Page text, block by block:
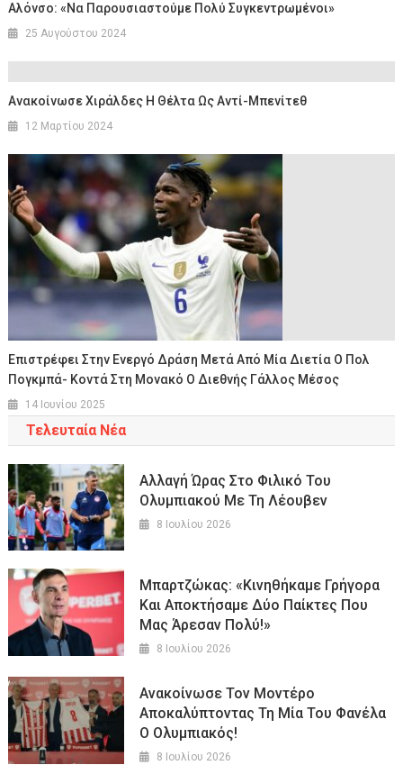
Αλόνσο: «Να Παρουσιαστούμε Πολύ Συγκεντρωμένοι»
25 Αυγούστου 2024
Ανακοίνωσε Χιράλδες Η Θέλτα Ως Αντί-Μπενίτεθ
12 Μαρτίου 2024
Επιστρέφει Στην Ενεργό Δράση Μετά Από Μία Διετία Ο Πολ
Πογκμπά- Κοντά Στη Μονακό Ο Διεθνής Γάλλος Μέσος
14 Ιουνίου 2025
Τελευταία Νέα
Αλλαγή Ώρας Στο Φιλικό Του
Ολυμπιακού Με Τη Λέουβεν
8 Ιουλίου 2026
Μπαρτζώκας: «Κινηθήκαμε Γρήγορα
Και Αποκτήσαμε Δύο Παίκτες Που
Μας Άρεσαν Πολύ!»
8 Ιουλίου 2026
Ανακοίνωσε Τον Μοντέρο
Αποκαλύπτοντας Τη Μία Του Φανέλα
Ο Ολυμπιακός!
8 Ιουλίου 2026